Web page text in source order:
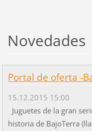
Novedades
Portal de oferta -
15.12.2015 15:00
Juguetes de la gran
historia de BajoTerra